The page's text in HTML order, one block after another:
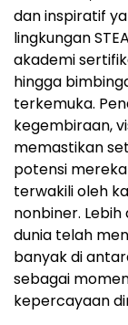
dan inspiratif
lingkungan
akademi
hingga
terkemuka.
kegembiraan,
memastikan
potensi
terwakili oleh
nonbiner. Lebih
dunia telah
banyak di
sebagai
kepercayaan